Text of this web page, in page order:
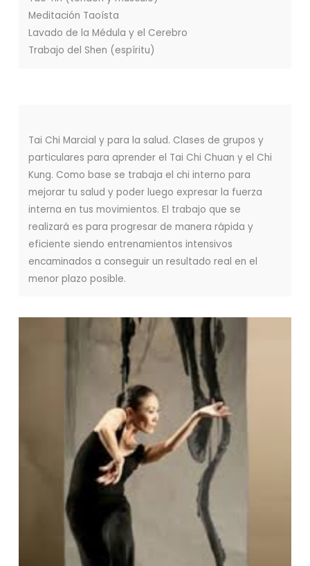
Meditación Taoísta
Lavado de la Médula y el Cerebro
Trabajo del Shen (espíritu)
Tai Chi Marcial y para la salud. Clases de grupos y
particulares para aprender el Tai Chi Chuan y el Chi
Kung. Como base se trabaja el chi interno para
mejorar tu salud y poder luego expresar la fuerza
interna en tus movimientos. El trabajo que se
realizará es para progresar de manera rápida y
eficiente siendo entrenamientos intensivos
encaminados a conseguir un resultado real en el
menor plazo posible.